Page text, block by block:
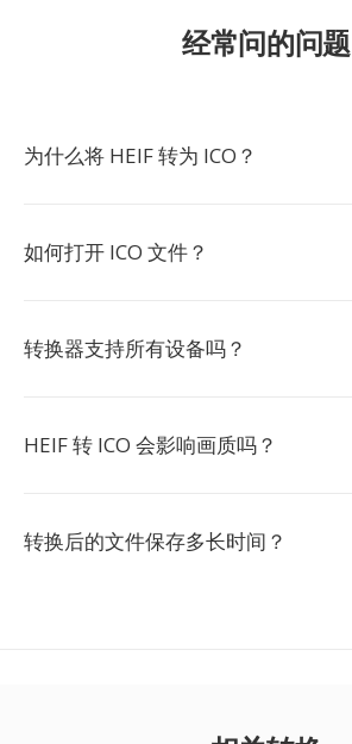
经常问的问题
为什么将 HEIF 转为 ICO？
如何打开 ICO 文件？
转换器支持所有设备吗？
HEIF 转 ICO 会影响画质吗？
转换后的文件保存多长时间？